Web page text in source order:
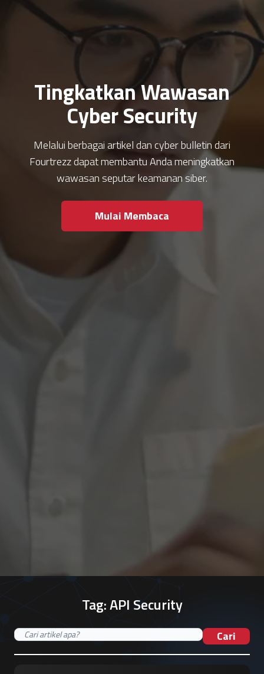
Tingkatkan Wawasan
Cyber Security
Melalui berbagai artikel dan cyber bulletin dari
Fourtrezz dapat membantu Anda meningkatkan
wawasan seputar keamanan siber.
Mulai Membaca
Tag:API Security
Cari